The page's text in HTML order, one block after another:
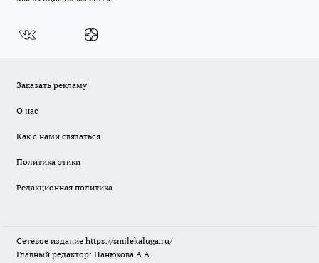
Заказать рекламу
О нас
Как с нами связаться
Политика этики
Редакционная политика
Сетевое издание https://smilekaluga.ru/
Главный редактор: Панюкова А.А.